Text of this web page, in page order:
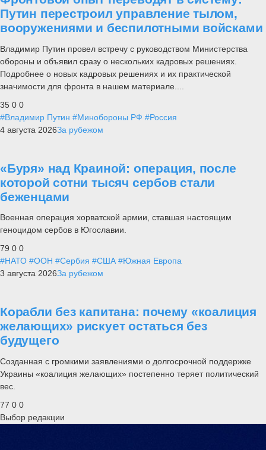
Путин перестроил управление тылом,
вооружениями и беспилотными войсками
Владимир Путин провел встречу с руководством Министерства
обороны и объявил сразу о нескольких кадровых решениях.
Подробнее о новых кадровых решениях и их практической
значимости для фронта в нашем материале....
35 0 0
#Владимир Путин #Минобороны РФ #Россия
4 августа 2026За рубежом
«Буря» над Краиной: операция, после
которой сотни тысяч сербов стали
беженцами
Военная операция хорватской армии, ставшая настоящим
геноцидом сербов в Югославии.
79 0 0
#НАТО #ООН #Сербия #США #Южная Европа
3 августа 2026За рубежом
Корабли без капитана: почему «коалиция
желающих» рискует остаться без
будущего
Созданная с громкими заявлениями о долгосрочной поддержке
Украины «коалиция желающих» постепенно теряет политический
вес.
77 0 0
Выбор редакции